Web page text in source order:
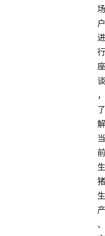
场
户
进
行
座
谈
，
了
解
当
前
生
猪
生
产
、